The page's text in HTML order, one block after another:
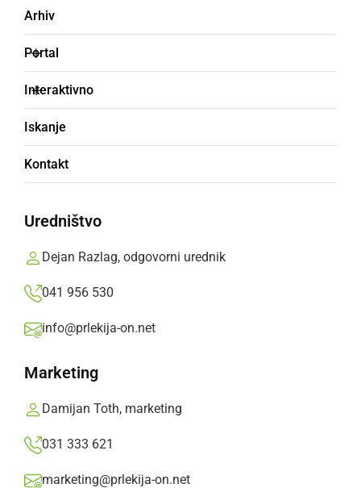
Arhiv
Portal
Interaktivno
Iskanje
Kontakt
Uredništvo
Dejan Razlag, odgovorni urednik
041 956 530
info@prlekija-on.net
Marketing
Damijan Toth, marketing
031 333 621
marketing@prlekija-on.net
KULTURA IN IZOBRAŽEVANJE
Sledi – Ko sedanjost na(d)gradi preteklost
Družabno
Črna kronika
Šport